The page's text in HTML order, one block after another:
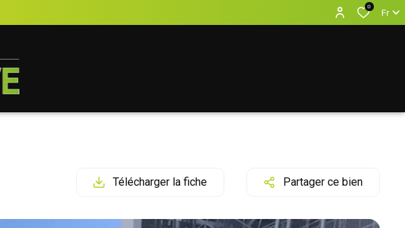
0
Fr
Télécharger la fiche Partager ce bien